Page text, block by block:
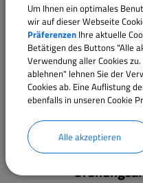
Um Ihnen ein optimales
wir auf dieser Webseite
Präferenzen Ihre aktuelle
Betätigen des Buttons "Alle
Verwendung aller Cookies
ablehnen" lehnen Sie der
Cookies ab. Eine Auflistung
ebenfalls in unseren Cookie
Alle akzeptieren